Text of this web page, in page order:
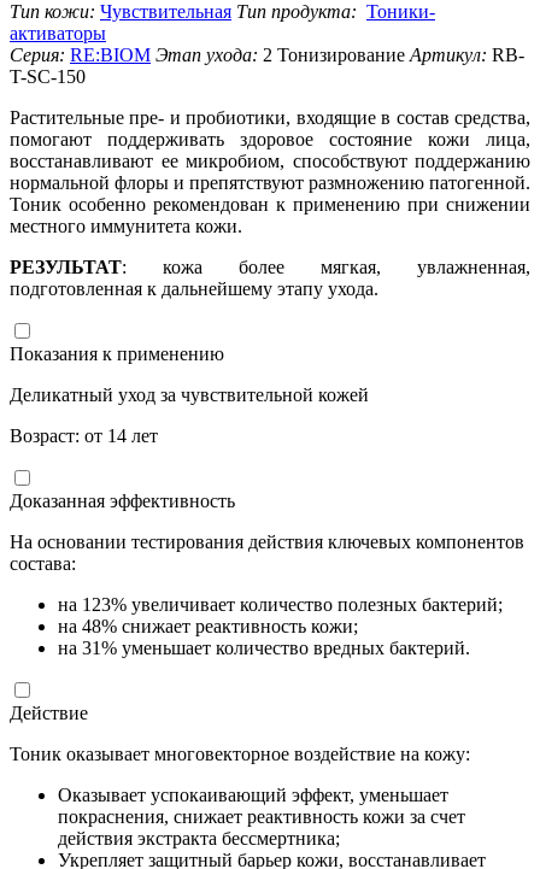
Тип кожи: Чувствительная Тип продукта: Тоники-
активаторы
Серия: RE:BIOM Этап ухода: 2 Тонизирование Артикул: RB-
T-SC-150
Растительные пре- и пробиотики, входящие в состав средства,
помогают поддерживать здоровое состояние кожи лица,
восстанавливают ее микробиом, способствуют поддержанию
нормальной флоры и препятствуют размножению патогенной.
Тоник особенно рекомендован к применению при снижении
местного иммунитета кожи.
РЕЗУЛЬТАТ: кожа более мягкая, увлажненная,
подготовленная к дальнейшему этапу ухода.
Показания к применению
Деликатный уход за чувствительной кожей
Возраст: от 14 лет
Доказанная эффективность
На основании тестирования действия ключевых компонентов
состава:
на 123% увеличивает количество полезных бактерий;
на 48% снижает реактивность кожи;
на 31% уменьшает количество вредных бактерий.
Действие
Тоник оказывает многовекторное воздействие на кожу:
Оказывает успокаивающий эффект, уменьшает
покраснения, снижает реактивность кожи за счет
действия экстракта бессмертника;
Укрепляет защитный барьер кожи, восстанавливает